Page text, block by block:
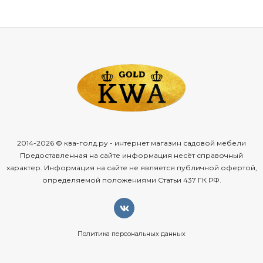
2014-2026 © ква-голд.ру - интернет магазин садовой мебели
Предоставленная на сайте информация несёт справочный
характер. Информация на сайте не является публичной офертой,
определяемой положениями Статьи 437 ГК РФ.
Политика персональных данных